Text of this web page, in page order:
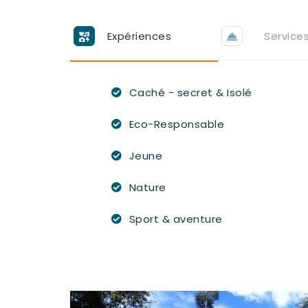
Expériences
Caché - secret & Isolé
Eco-Responsable
Jeune
Nature
Sport & aventure